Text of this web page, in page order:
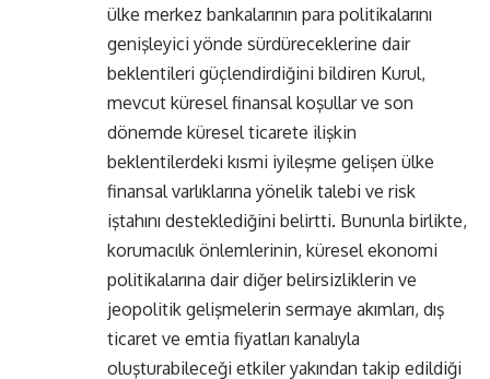
ülke merkez bankalarının para politikalarını
genişleyici yönde sürdüreceklerine dair
beklentileri güçlendirdiğini bildiren Kurul,
mevcut küresel finansal koşullar ve son
dönemde küresel ticarete ilişkin
beklentilerdeki kısmi iyileşme gelişen ülke
finansal varlıklarına yönelik talebi ve risk
iştahını desteklediğini belirtti. Bununla birlikte,
korumacılık önlemlerinin, küresel ekonomi
politikalarına dair diğer belirsizliklerin ve
jeopolitik gelişmelerin sermaye akımları, dış
ticaret ve emtia fiyatları kanalıyla
oluşturabileceği etkiler yakından takip edildiği